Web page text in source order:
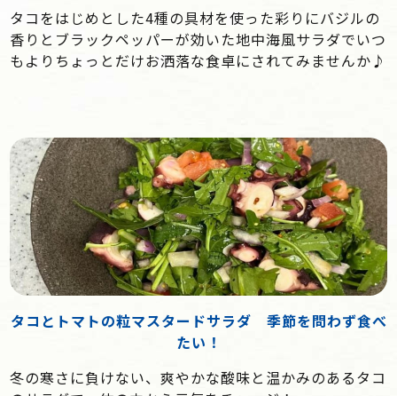
タコをはじめとした4種の具材を使った彩りにバジルの
香りとブラックペッパーが効いた地中海風サラダでいつ
もよりちょっとだけお洒落な食卓にされてみませんか♪
タコとトマトの粒マスタードサラダ 季節を問わず食べ
たい！
冬の寒さに負けない、爽やかな酸味と温かみのあるタコ